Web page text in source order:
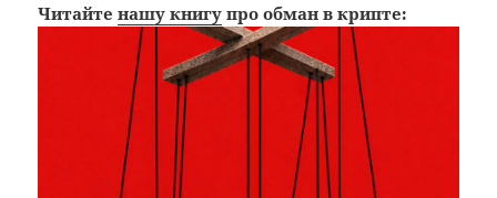
Читайтенашу книгу про обман в крипте: